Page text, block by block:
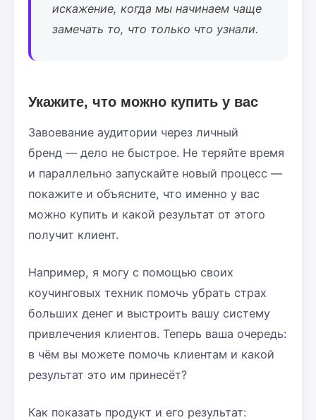
искажение, когда мы начинаем чаще
замечать то, что только что узнали.
Укажите, что можно купить у вас
Завоевание аудитории через личный
бренд — дело не быстрое. Не теряйте время
и параллельно запускайте новый процесс —
покажите и объясните, что именно у вас
можно купить и какой результат от этого
получит клиент.
Например, я могу с помощью своих
коучинговых техник помочь убрать страх
больших денег и выстроить вашу систему
привлечения клиентов. Теперь ваша очередь:
в чём вы можете помочь клиентам и какой
результат это им принесёт?
Как показать продукт и его результат: